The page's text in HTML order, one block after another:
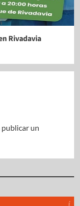
Rivadavia
un